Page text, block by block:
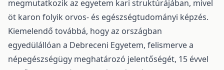
megmutatkozik az egyetem kari struktúrájában, mivel
öt karon folyik orvos- és egészségtudományi képzés.
Kiemelendő továbbá, hogy az országban
egyedülállóan a Debreceni Egyetem, felismerve a
népegészségügy meghatározó jelentőségét, 15 évvel